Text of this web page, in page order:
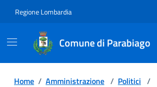
Regione Lombardia
Comune di Parabiago
Home / Amministrazione / Politici /